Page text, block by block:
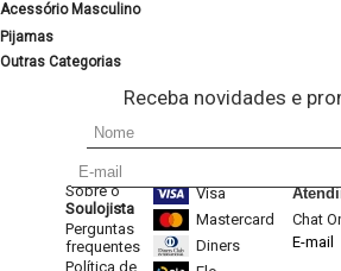
Acessório Masculino
Pijamas
Outras Categorias
Receba novidades e
Sobre o
Soulojista
Perguntas
frequentes
Política de
Visa
Mastercard
Diners
Chat
E-mail